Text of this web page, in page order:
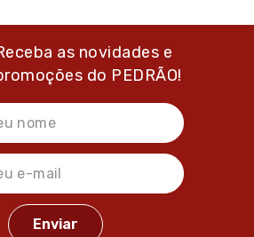
as novidades e
do PEDRÃO!